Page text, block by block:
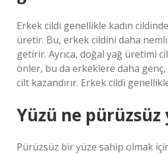
Erkek cildi genellikle kadın
üretir. Bu, erkek cildini daha
getirir. Ayrıca, doğal yağ üretimi
önler, bu da erkeklere daha
cilt kazandırır. Erkek cildi
Yüzü ne pürüzsüz
Pürüzsüz bir yüze sahip olmak